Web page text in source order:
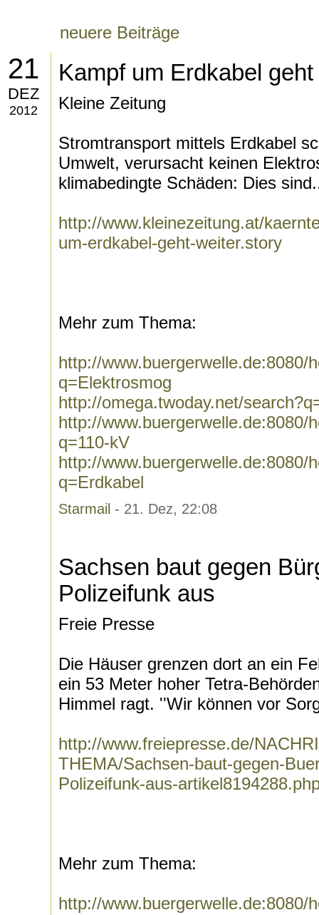
neuere Beiträge
21
DEZ
2012
Kampf um Erdkabel
Kleine Zeitung
Stromtransport mittels Erdkabel
Umwelt, verursacht keinen
klimabedingte Schäden: Dies
http://www.kleinezeitung.at/
um-erdkabel-geht-weiter.story
Mehr zum Thema:
http://www.buergerwelle.de:8080/
q=Elektrosmog
http://omega.twoday.net/
http://www.buergerwelle.de:8080/
q=110-kV
http://www.buergerwelle.de:8080/
q=Erdkabel
Starmail - 21. Dez, 22:08
Sachsen baut gegen
Polizeifunk aus
Freie Presse
Die Häuser grenzen dort an ein
ein 53 Meter hoher Tetra-
Himmel ragt. ''Wir können vor
http://www.freiepresse.de/
THEMA/Sachsen-baut-gegen-
Polizeifunk-aus-
Mehr zum Thema:
http://www.buergerwelle.de:8080/